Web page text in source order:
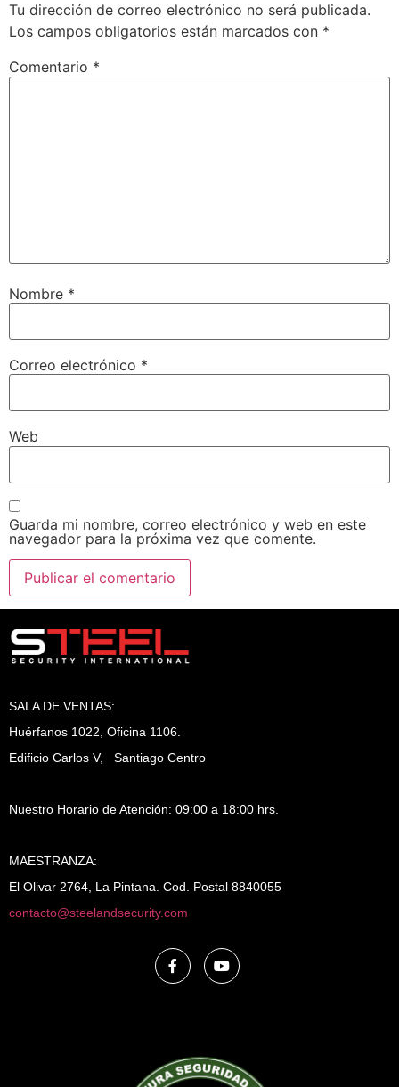
Tu dirección de correo electrónico no será publicada.
Los campos obligatorios están marcados con *
Comentario *
Nombre *
Correo electrónico *
Web
Guarda mi nombre, correo electrónico y web en este
navegador para la próxima vez que comente.
SALA DE VENTAS:
Huérfanos 1022, Oficina 1106.
Edificio Carlos V, Santiago Centro
Nuestro Horario de Atención: 09:00 a 18:00 hrs.
MAESTRANZA:
El Olivar 2764, La Pintana. Cod. Postal 8840055
contacto@steelandsecurity.com